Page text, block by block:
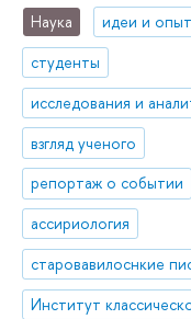
Наука
идеи и опыт
студенты
исследования и
взгляд ученого
репортаж о событии
ассириология
старовавилоснкие